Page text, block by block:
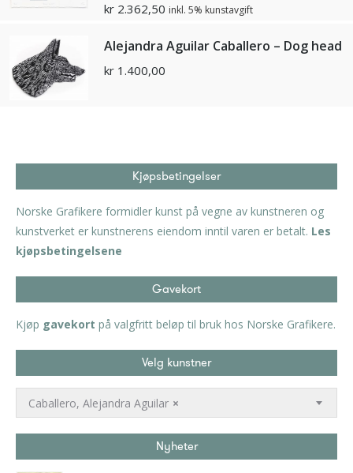
kr 2.362,50 inkl. 5% kunstavgift
Alejandra Aguilar Caballero – Dog head
kr 1.400,00
Kjøpsbetingelser
Norske Grafikere formidler kunst på vegne av kunstneren og
kunstverket er kunstnerens eiendom inntil varen er betalt. Les
kjøpsbetingelsene
Gavekort
Kjøp gavekort på valgfritt beløp til bruk hos Norske Grafikere.
Velg kunstner
×
Caballero, Alejandra Aguilar
Nyheter